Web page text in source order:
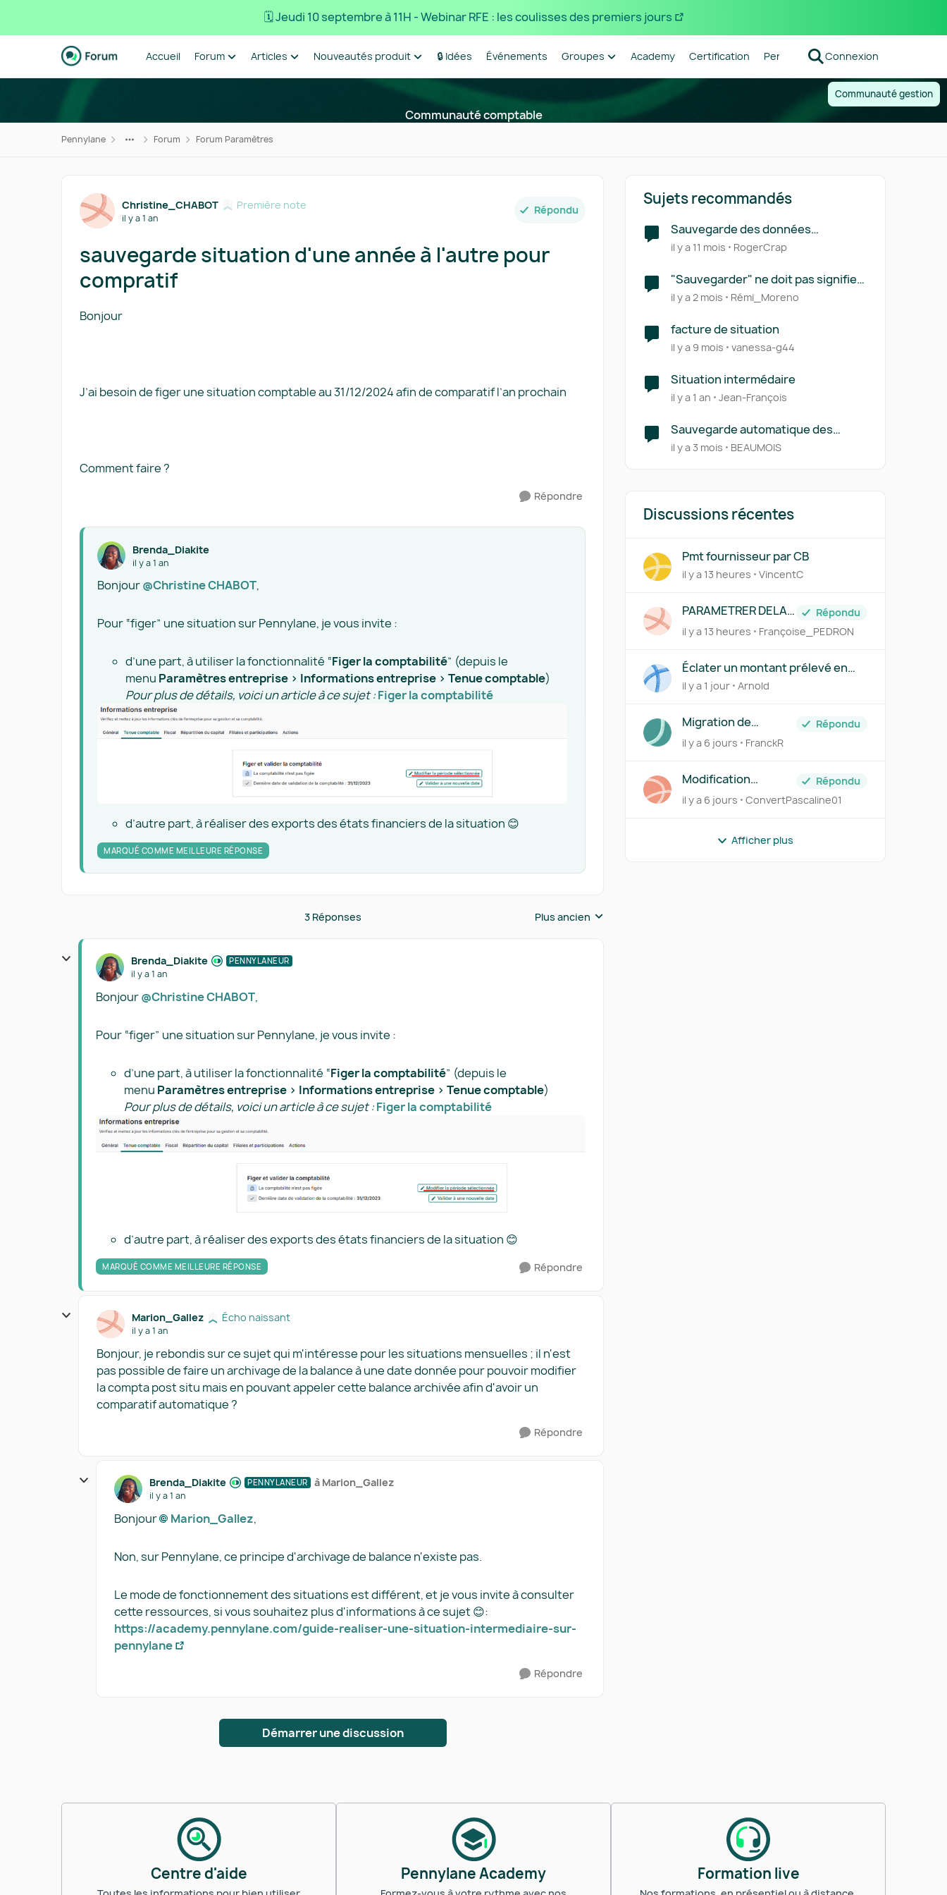
🗓️ Jeudi 10 septembre à 11H - Webinar RFE : les coulisses des premiers jours
Passer au contenu
Accueil Forum Articles Nouveautés produit 🔒 Idées Événements Groupes Academy Certification Pennylane Centre d'aide
Connexion
Communauté gestion
Communauté comptable
Pennylane Forum Forum Paramètres
Forum Discussion
Christine_CHABOT Première note
il y a 1 an
Répondu
sauvegarde situation d'une année à l'autre pour
compratif
Bonjour
J’ai besoin de figer une situation comptable au 31/12/2024 afin de comparatif l’an prochain
Comment faire ?
Répondre
Brenda_Diakite
il y a 1 an
Bonjour ​@Christine CHABOT,
Pour “figer” une situation sur Pennylane, je vous invite :
d’une part, à utiliser la fonctionnalité “Figer la comptabilité” (depuis le
menu Paramètres entreprise > Informations entreprise > Tenue comptable)
Pour plus de détails, voici un article à ce sujet :Figer la comptabilité
d’autre part, à réaliser des exports des états financiers de la situation 😊
MARQUÉ COMME MEILLEURE RÉPONSE
3 Réponses Réponses triées par
Plus ancien
Brenda_Diakite PENNYLANEUR
il y a 1 an
Bonjour ​@Christine CHABOT,
Pour “figer” une situation sur Pennylane, je vous invite :
d’une part, à utiliser la fonctionnalité “Figer la comptabilité” (depuis le
menu Paramètres entreprise > Informations entreprise > Tenue comptable)
Pour plus de détails, voici un article à ce sujet :Figer la comptabilité
d’autre part, à réaliser des exports des états financiers de la situation 😊
MARQUÉ COMME MEILLEURE RÉPONSE Répondre
Marion_Gallez Écho naissant
il y a 1 an
Bonjour, je rebondis sur ce sujet qui m'intéresse pour les situations mensuelles ; il n'est
pas possible de faire un archivage de la balance à une date donnée pour pouvoir modifier
la compta post situ mais en pouvant appeler cette balance archivée afin d'avoir un
comparatif automatique ?
Répondre
Brenda_Diakite PENNYLANEUR à Marion_Gallez
il y a 1 an
Bonjour Marion_Gallez​,
Non, sur Pennylane, ce principe d'archivage de balance n'existe pas.
Le mode de fonctionnement des situations est différent, et je vous invite à consulter
cette ressources, si vous souhaitez plus d'informations à ce sujet 😊:
https://academy.pennylane.com/guide-realiser-une-situation-intermediaire-sur-
pennylane
Répondre
Démarrer une discussion
Sujets recommandés
Sauvegarde des données
Pennylane
il y a 11 mois RogerCrap
"Sauvegarder" ne doit pas signifier
"Traitée"
il y a 2 mois Rémi_Moreno
facture de situation
il y a 9 mois vanessa-g44
Situation intermédaire
il y a 1 an Jean-François
Sauvegarde automatique des
commentaires sur le dossier de
révision
il y a 3 mois BEAUMOIS
Discussions récentes
Pmt fournisseur par CB
il y a 13 heures VincentC
PARAMETRER DELAI
DE PAIEMENT FICHE
FOURNISSEUR
Répondu
il y a 13 heures
Françoise_PEDRON
Éclater un montant prélevé en
plusieurs comptes via le Centre
des règles
il y a 1 jour Arnold
Migration de
Transfert Banque
vers Pennylane
Répondu
il y a 6 jours
FranckR
Modification
information client
Répondu
il y a 6 jours
ConvertPascaline01
Afficher plus
Centre d'aide Pennylane Academy Formation live